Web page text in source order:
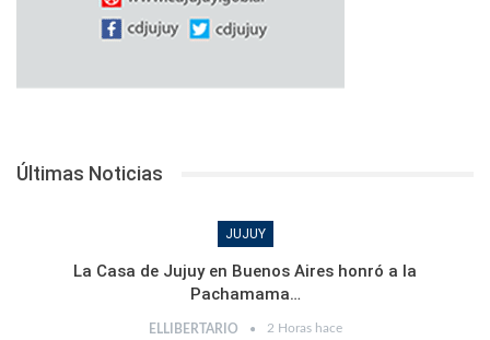
Últimas Noticias
JUJUY
La Casa de Jujuy en Buenos Aires honró a la
Pachamama…
ELLIBERTARIO 2 Horas hace